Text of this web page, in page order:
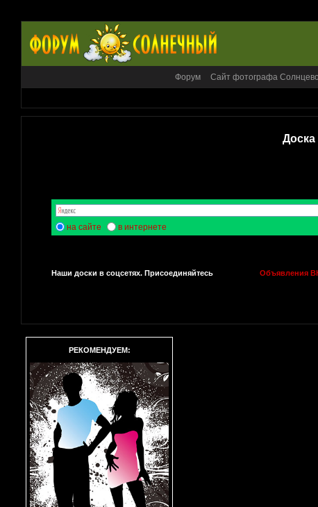
Форум Сайт фотографа Солнцево
на сайте в интернете
Наши доски в соцсетях. Присоединяйтесь Объявления
РЕКОМЕНДУЕМ: